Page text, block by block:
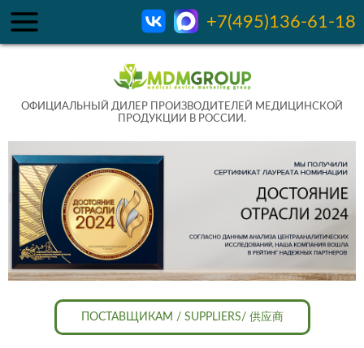
+7(495)136-61-18
ОФИЦИАЛЬНЫЙ ДИЛЕР ПРОИЗВОДИТЕЛЕЙ МЕДИЦИНСКОЙ
ПРОДУКЦИИ В РОССИИ.
ПОСТАВЩИКАМ / SUPPLIERS/ 供应商